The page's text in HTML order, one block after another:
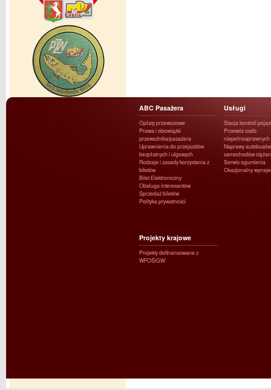
ABC Pasażera
Opłaty przewozowe
Prawa i obowiązki
przewoźnika/pasażera
Uprawnienia do przejazdów
bezpłatnych i ulgowych
Rodzaje i zasady korzystania z
biletów
Bilet Elektroniczny
Obsługa interesantów
Sprzedaż biletów
Polityka prywatności
Usługi
Stacja kontroli
Przewóz osób
niepełnosprawnych
Naprawy
samochodów
Serwis ogumienia
Okazjonalny
Projekty krajowe
Projekty dofinansowane z
WFOŚiGW